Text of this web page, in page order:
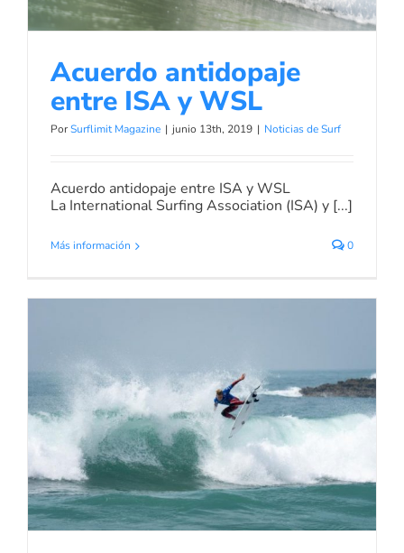
Acuerdo antidopaje
entre ISA y WSL
PorSurflimit Magazine | junio 13th, 2019 | Noticias de Surf
Acuerdo antidopaje entre ISA y WSL
La International Surfing Association (ISA) y [...]
Más información 0
El Comité Olímpico y la ISA
Confirman el Proceso de
Clasificación en Tokio 2020
Noticias de Surf